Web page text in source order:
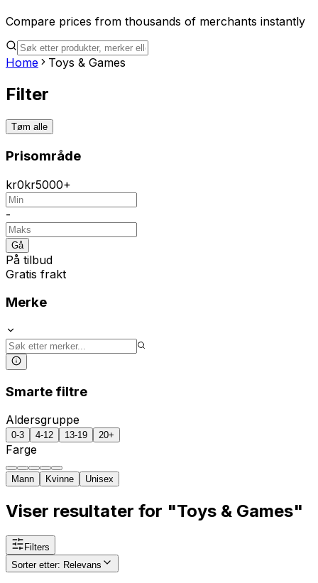
Compare prices from thousands of merchants instantly
Home Toys & Games
Filter
Tøm alle
Prisområde
kr0kr5000+
-
Gå
På tilbud
Gratis frakt
Merke
Smarte filtre
Aldersgruppe
0-3 4-12 13-19 20+
Farge
Mann Kvinne Unisex
Viser resultater for "Toys & Games"
Filters
Sorter etter: Relevans